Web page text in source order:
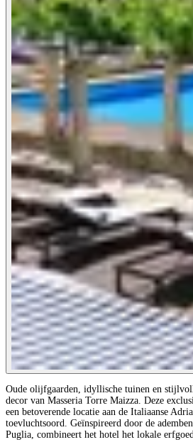
Oude olijfgaarden, idyllische tuinen en
decor van Masseria Torre Maizza. Deze
een betoverende locatie aan de Italiaanse
toevluchtsoord. Geïnspireerd door de
Puglia, combineert het hotel het lokale